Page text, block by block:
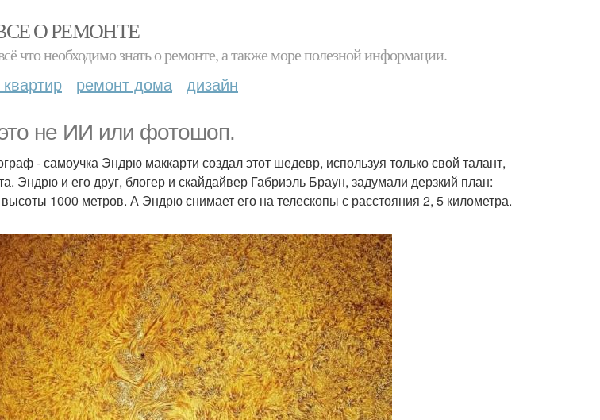
О РЕМОНТЕ
что необходимо знать о ремонте, а также море полезной информации.
ремонт дома дизайн
не ИИ или фотошоп.
- самоучка Эндрю маккарти создал этот шедевр, используя только свой талант,
Эндрю и его друг, блогер и скайдайвер Габриэль Браун, задумали дерзкий план:
1000 метров. А Эндрю снимает его на телескопы с расстояния 2, 5 километра.